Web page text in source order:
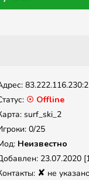
☉ Offline
surf_ski_2
0/25
Неизвестно
23.07.2020
✘ не